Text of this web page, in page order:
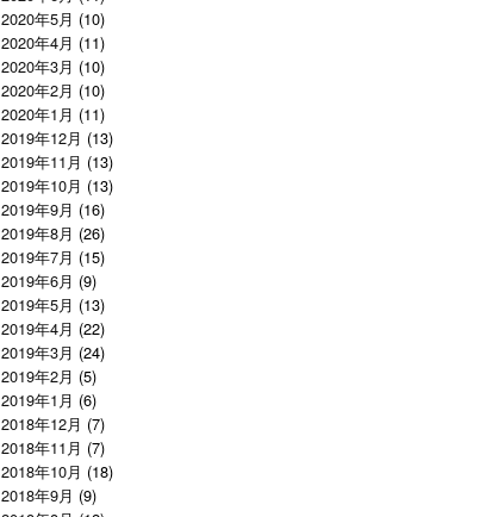
2020年5月 (10)
2020年4月 (11)
2020年3月 (10)
2020年2月 (10)
2020年1月 (11)
2019年12月 (13)
2019年11月 (13)
2019年10月 (13)
2019年9月 (16)
2019年8月 (26)
2019年7月 (15)
2019年6月 (9)
2019年5月 (13)
2019年4月 (22)
2019年3月 (24)
2019年2月 (5)
2019年1月 (6)
2018年12月 (7)
2018年11月 (7)
2018年10月 (18)
2018年9月 (9)